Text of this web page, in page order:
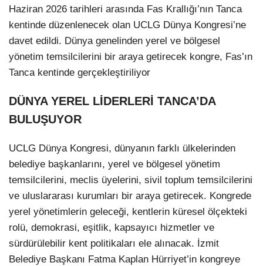
Haziran 2026 tarihleri arasında Fas Krallığı’nın Tanca
kentinde düzenlenecek olan UCLG Dünya Kongresi’ne
davet edildi. Dünya genelinden yerel ve bölgesel
yönetim temsilcilerini bir araya getirecek kongre, Fas’ın
Tanca kentinde gerçekleştiriliyor
DÜNYA YEREL LİDERLERİ TANCA’DA
BULUŞUYOR
UCLG Dünya Kongresi, dünyanın farklı ülkelerinden
belediye başkanlarını, yerel ve bölgesel yönetim
temsilcilerini, meclis üyelerini, sivil toplum temsilcilerini
ve uluslararası kurumları bir araya getirecek. Kongrede
yerel yönetimlerin geleceği, kentlerin küresel ölçekteki
rolü, demokrasi, eşitlik, kapsayıcı hizmetler ve
sürdürülebilir kent politikaları ele alınacak. İzmit
Belediye Başkanı Fatma Kaplan Hürriyet’in kongreye